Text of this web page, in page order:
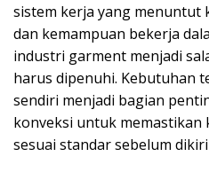
sistem kerja yang menuntut
dan kemampuan bekerja
industri garment menjadi
harus dipenuhi. Kebutuhan
sendiri menjadi bagian
konveksi untuk
sesuai standar sebelum